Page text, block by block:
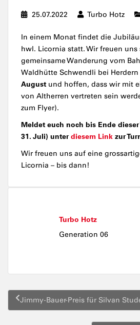
25.07.2022 Turbo Hotz
In einem Monat findet die
hwl. Licornia statt. Wir freuen uns
gemeinsame Wanderung vom
Waldhütte Schwendli bei Herdern
Augustund hoffen, dass wir mit
von Altherren vertreten sein
zum Flyer).
Meldet euch noch bis Ende
31. Juli) unterdiesem Link zur
Wir freuen uns auf eine
Licornia – bis dann!
Turbo Hotz
Generation 06
Beitragsnavigation
Jimmy-Bauer-Preis für Silvan